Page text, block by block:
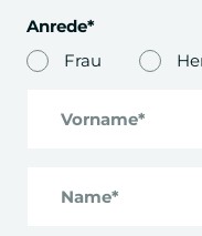
Anrede*
Frau
Vorname*
Name*